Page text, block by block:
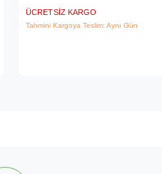
ÜCRETSIZ KARGO
Tahmini Kargoya Teslim: Aynı Gün